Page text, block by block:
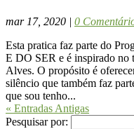
mar 17, 2020 | 0
Esta pratica faz parte do
E DO SER e é inspirado no
Alves. O propósito é
silêncio que também faz
que sou tenho...
« Entradas Antigas
Pesquisar por: